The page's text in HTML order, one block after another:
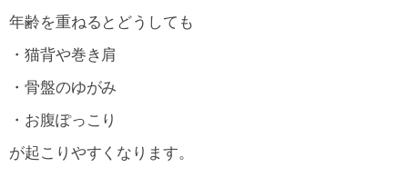
年齢を重ねるとどうしても
・猫背や巻き肩
・骨盤のゆがみ
・お腹ぽっこり
が起こりやすくなります。